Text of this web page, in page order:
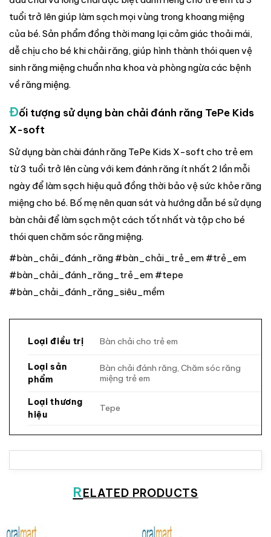
tuổi trở lên giúp làm sạch mọi vùng trong khoang miệng
của bé. Sản phẩm đồng thời mang lại cảm giác thoải mái,
dễ chịu cho bé khi chải răng, giúp hình thành thói quen vệ
sinh răng miệng chuẩn nha khoa và phòng ngừa các bệnh
về răng miệng.
Đối tượng sử dụng bàn chải đánh răng TePe Kids
X-soft
Sử dụng bàn chài đánh răng TePe Kids X-soft cho trẻ em
từ 3 tuổi trở lên cùng với kem đánh răng ít nhất 2 lần mỗi
ngày để làm sạch hiệu quả đồng thời bảo vệ sức khỏe răng
miệng cho bé. Bố mẹ nên quan sát và hướng dẫn bé sử dụng
bàn chải để làm sạch một cách tốt nhất và tập cho bé
thói quen chăm sóc răng miệng.
#bàn_chải_đánh_răng #bàn_chải_trẻ_em #trẻ_em
#bàn_chải_đánh_răng_trẻ_em #tepe
#bàn_chải_đánh_răng_siêu_mềm
Loại điều trị Bàn chải cho trẻ em
Loại sản
phẩm
Bàn chải đánh răng, Chăm sóc răng
miệng trẻ em
Loại thương
hiệu
Tepe
RELATED PRODUCTS